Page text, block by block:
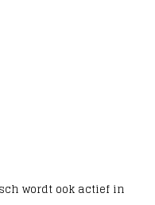
wordt ook actief in